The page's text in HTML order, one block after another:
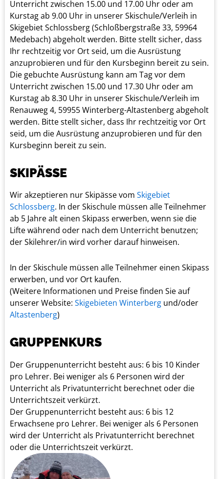
Unterricht zwischen 15.00 und 17.00 Uhr oder am
Kurstag ab 9.00 Uhr in unserer Skischule/Verleih in
Skigebiet Schlossberg (Schloßbergstraße 33, 59964
Medebach) abgeholt werden. Bitte stellt sicher, dass
Ihr rechtzeitig vor Ort seid, um die Ausrüstung
anzuprobieren und für den Kursbeginn bereit zu sein.
Die gebuchte Ausrüstung kann am Tag vor dem
Unterricht zwischen 15.00 und 17.30 Uhr oder am
Kurstag ab 8.30 Uhr in unserer Skischule/Verleih im
Renauweg 4, 59955 Winterberg-Altastenberg abgeholt
werden. Bitte stellt sicher, dass Ihr rechtzeitig vor Ort
seid, um die Ausrüstung anzuprobieren und für den
Kursbeginn bereit zu sein.
SKIPÄSSE
Wir akzeptieren nur Skipässe vom Skigebiet
Schlossberg. In der Skischule müssen alle Teilnehmer
ab 5 Jahre alt einen Skipass erwerben, wenn sie die
Lifte während oder nach dem Unterricht benutzen;
der Skilehrer/in wird vorher darauf hinweisen.
In der Skischule müssen alle Teilnehmer einen Skipass
erwerben, und vor Ort kaufen.
(Weitere Informationen und Preise finden Sie auf
unserer Website: Skigebieten Winterberg und/oder
Altastenberg)
GRUPPENKURS
Der Gruppenunterricht besteht aus: 6 bis 10 Kinder
pro Lehrer. Bei weniger als 6 Personen wird der
Unterricht als Privatunterricht berechnet oder die
Unterrichtszeit verkürzt.
Der Gruppenunterricht besteht aus: 6 bis 12
Erwachsene pro Lehrer. Bei weniger als 6 Personen
wird der Unterricht als Privatunterricht berechnet
oder die Unterrichtszeit verkürzt.